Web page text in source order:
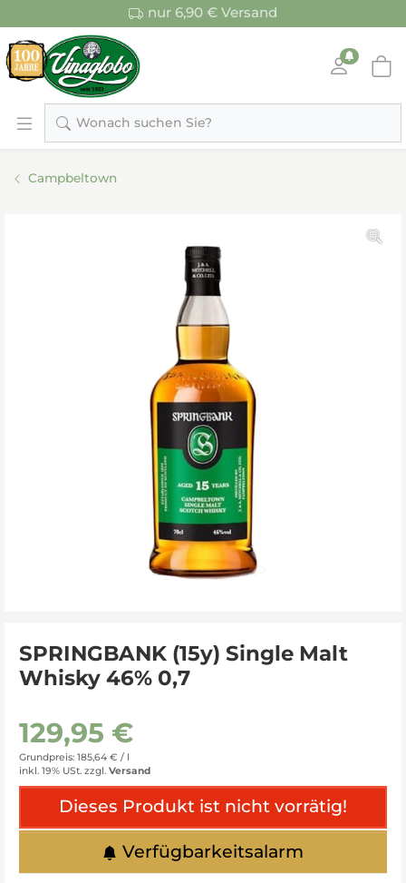
nur 6,90 € Versand
Wonach suchen Sie?
Campbeltown
SPRINGBANK (15y) Single Malt
Whisky 46% 0,7
129,95 €
Grundpreis: 185,64 € / l
inkl. 19% USt. zzgl. Versand
Dieses Produkt ist nicht vorrätig!
Verfügbarkeitsalarm